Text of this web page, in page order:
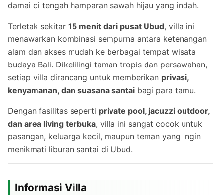
damai di tengah hamparan sawah hijau yang indah.
Terletak sekitar 15 menit dari pusat Ubud, villa ini
menawarkan kombinasi sempurna antara ketenangan
alam dan akses mudah ke berbagai tempat wisata
budaya Bali. Dikelilingi taman tropis dan persawahan,
setiap villa dirancang untuk memberikan privasi,
kenyamanan, dan suasana santai bagi para tamu.
Dengan fasilitas seperti private pool, jacuzzi outdoor,
dan area living terbuka, villa ini sangat cocok untuk
pasangan, keluarga kecil, maupun teman yang ingin
menikmati liburan santai di Ubud.
Informasi Villa